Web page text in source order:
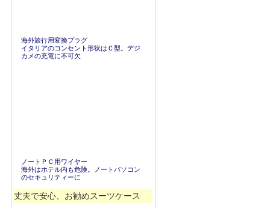
海外旅行用変換プラグ
イタリアのコンセント形状はＣ型。デジ
カメの充電に不可欠
ノートＰＣ用ワイヤー
海外はホテル内も危険。ノートパソコン
のセキュリティーに
丈夫で安心、お勧めスーツケース